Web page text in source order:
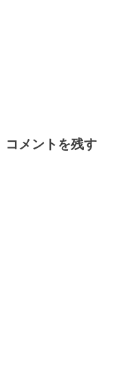
コメントを残す